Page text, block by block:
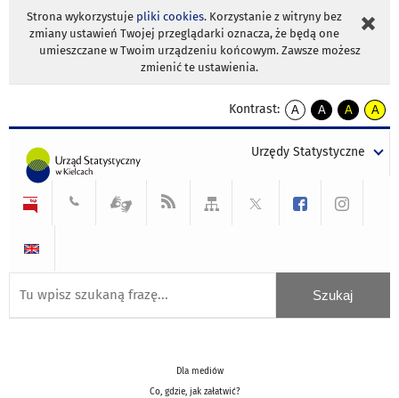
Strona wykorzystuje pliki cookies. Korzystanie z witryny bez
zmiany ustawień Twojej przeglądarki oznacza, że będą one
umieszczane w Twoim urządzeniu końcowym. Zawsze możesz
zmienić te ustawienia.
Kontrast:
A
kontrast
A
kontrast
tekst
czarnym
A
kontrast
tekst
czarnym
A
tekst
żółtym
Urzędy Statystyczne
Dla mediów
Co, gdzie, jak załatwić?